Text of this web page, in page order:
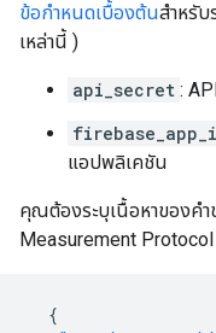
ข้อกำหนดเบื้องต้นสำหรับ
เหล่านี้ )
api_secret :
แอปพลิเคชัน
คุณต้องระบุเนื้อหาของคํ
Measurement Protocol
{